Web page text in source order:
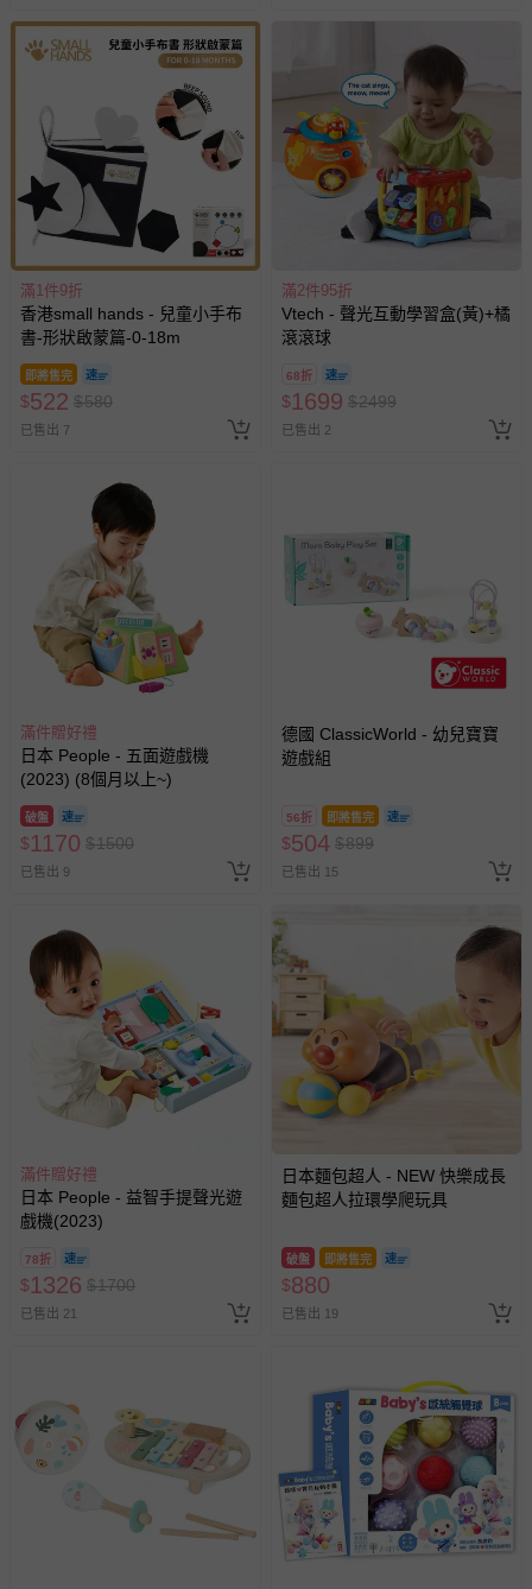
滿1件9折
香港small hands - 兒童小手布
書-形狀啟蒙篇-0-18m
即將售完
$522 $580
已售出 7
滿2件95折
Vtech - 聲光互動學習盒(黃)+橘
滾滾球
68折
$1699 $2499
已售出 2
滿件贈好禮
日本 People - 五面遊戲機
(2023) (8個月以上~)
破盤
$1170 $1500
已售出 9
德國 ClassicWorld - 幼兒寶寶
遊戲組
56折 即將售完
$504 $899
已售出 15
滿件贈好禮
日本 People - 益智手提聲光遊
戲機(2023)
78折
$1326 $1700
已售出 21
日本麵包超人 - NEW 快樂成長
麵包超人拉環學爬玩具
破盤 即將售完
$880
已售出 19